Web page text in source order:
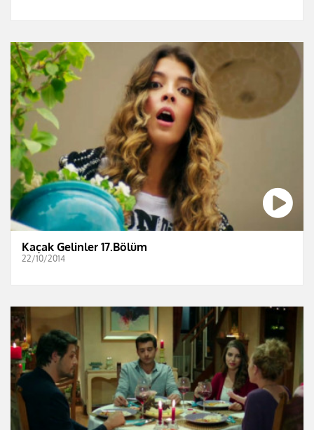
Kaçak Gelinler 17.Bölüm
22/10/2014